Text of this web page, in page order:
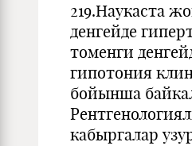
219.Наукаста
денгейде
томенги
гипотония
бойынша
кабыргалар